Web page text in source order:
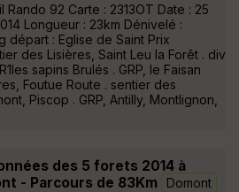
Rando 92 Carte : 2313OT Date : 25
Longueur : 23km Dénivelé :
départ : Eglise de Saint Prix
des Lisières, Saint Leu la Forêt . div
sapins Brulés . GRP, le Faisan
Foutue Route . sentier des
Piscop . GRP, Antilly, Montlignon,
des 5 forets 2014 à
- Parcours de 83Km
Domont